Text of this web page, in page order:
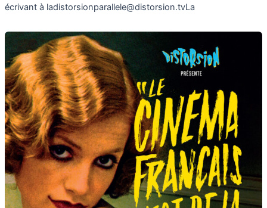
écrivant à ladistorsionparallele@distorsion.tvLa